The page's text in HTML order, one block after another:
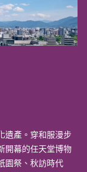
遺產。穿和服漫步
開幕的任天堂博物
園祭、秋訪時代